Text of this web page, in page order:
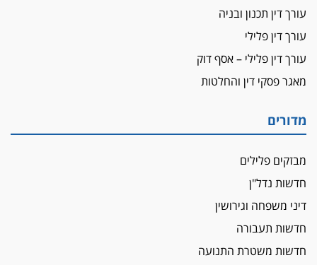
עורך דין תכנון ובניה
עורך דין פלילי
עורך דין פלילי – אסף דוק
מאגר פסקי דין והחלטות
מדורים
מבזקים פלילים
חדשות נדל"ן
דיני משפחה וגירושין
חדשות תעבורה
חדשות משטרת התנועה